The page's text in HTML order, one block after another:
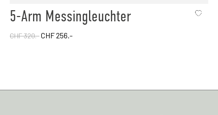
5-Arm Messingleuchter
CHF 320.-CHF 256.-